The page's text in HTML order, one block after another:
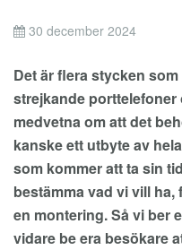
30 december 2024
Det är flera stycken
strejkande
medvetna om att det
kanske ett utbyte av
som kommer att ta sin
bestämma vad vi vill
en montering. Så vi ber
vidare be era besökare